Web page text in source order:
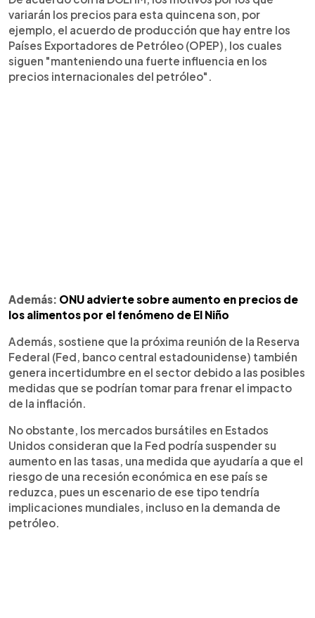
variarán los precios para esta quincena son, por
ejemplo, el acuerdo de producción que hay entre los
Países Exportadores de Petróleo (OPEP), los cuales
siguen "manteniendo una fuerte influencia en los
precios internacionales del petróleo".
Además: ONU advierte sobre aumento en precios de
los alimentos por el fenómeno de El Niño
Además, sostiene que la próxima reunión de la Reserva
Federal (Fed, banco central estadounidense) también
genera incertidumbre en el sector debido a las posibles
medidas que se podrían tomar para frenar el impacto
de la inflación.
No obstante, los mercados bursátiles en Estados
Unidos consideran que la Fed podría suspender su
aumento en las tasas, una medida que ayudaría a que el
riesgo de una recesión económica en ese país se
reduzca, pues un escenario de ese tipo tendría
implicaciones mundiales, incluso en la demanda de
petróleo.